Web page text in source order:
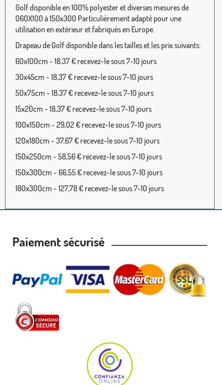
Golf disponible en 100% polyester et diverses mesures de
060X100 à 150x300 Particulièrement adapté pour une
utilisation en extérieur et fabriqués en Europe.
Drapeau de Golf disponible dans les tailles et les prix suivants:
60x100cm - 18,37 € recevez-le sous 7-10 jours
30x45cm - 18,37 € recevez-le sous 7-10 jours
50x75cm - 18,37 € recevez-le sous 7-10 jours
15x20cm - 18,37 € recevez-le sous 7-10 jours
100x150cm - 29,02 € recevez-le sous 7-10 jours
120x180cm - 37,67 € recevez-le sous 7-10 jours
150x250cm - 58,56 € recevez-le sous 7-10 jours
150x300cm - 66,55 € recevez-le sous 7-10 jours
180x300cm - 127,78 € recevez-le sous 7-10 jours
Paiement sécurisé